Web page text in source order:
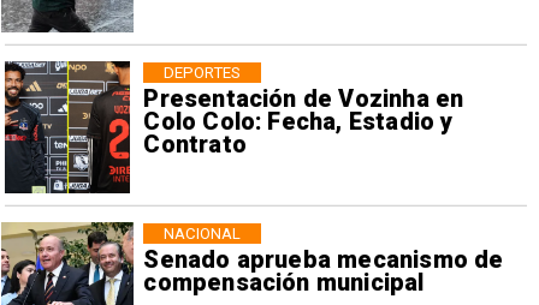
Presentación de Vozinha en
Colo Colo: Fecha, Estadio y
Contrato
DEPORTES
Senado aprueba mecanismo de
compensación municipal
NACIONAL